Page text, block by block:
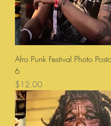
Afro Punk Festival Photo
6
価格
$12.00